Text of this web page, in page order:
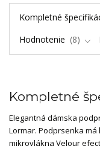
Kompletné
Hodnotenie
8
Kompletné
Elegantná dámska
Lormar. Podprsenka
mikrovlákna Velour